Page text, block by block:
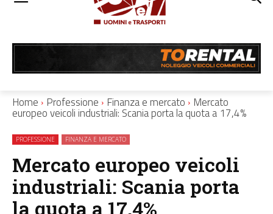
Home Professione Finanza e mercato Mercato
europeo veicoli industriali: Scania porta la quota a 17,4%
PROFESSIONE FINANZA E MERCATO
Mercato europeo veicoli
industriali: Scania porta
la quota a 17,4%